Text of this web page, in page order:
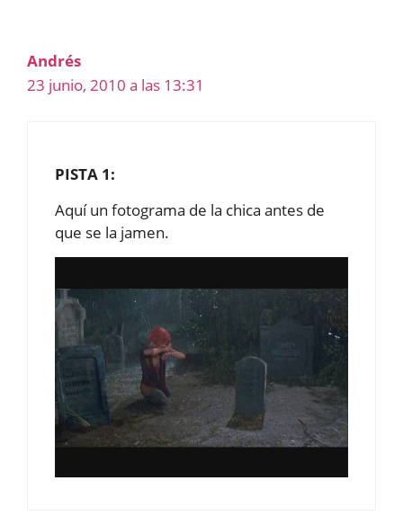
Andrés
23 junio, 2010 a las 13:31
PISTA 1:
Aquí un fotograma de la chica antes de
que se la jamen.